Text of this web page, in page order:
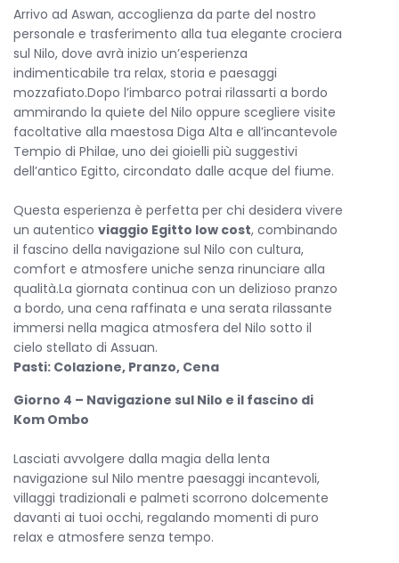
Arrivo ad Aswan, accoglienza da parte del nostro
personale e trasferimento alla tua elegante crociera
sul Nilo, dove avrà inizio un’esperienza
indimenticabile tra relax, storia e paesaggi
mozzafiato.Dopo l’imbarco potrai rilassarti a bordo
ammirando la quiete del Nilo oppure scegliere visite
facoltative alla maestosa Diga Alta e all’incantevole
Tempio di Philae, uno dei gioielli più suggestivi
dell’antico Egitto, circondato dalle acque del fiume.
Questa esperienza è perfetta per chi desidera vivere
un autentico viaggio Egitto low cost, combinando
il fascino della navigazione sul Nilo con cultura,
comfort e atmosfere uniche senza rinunciare alla
qualità.La giornata continua con un delizioso pranzo
a bordo, una cena raffinata e una serata rilassante
immersi nella magica atmosfera del Nilo sotto il
cielo stellato di Assuan.
Pasti: Colazione, Pranzo, Cena
Giorno 4 – Navigazione sul Nilo e il fascino di
Kom Ombo
Lasciati avvolgere dalla magia della lenta
navigazione sul Nilo mentre paesaggi incantevoli,
villaggi tradizionali e palmeti scorrono dolcemente
davanti ai tuoi occhi, regalando momenti di puro
relax e atmosfere senza tempo.